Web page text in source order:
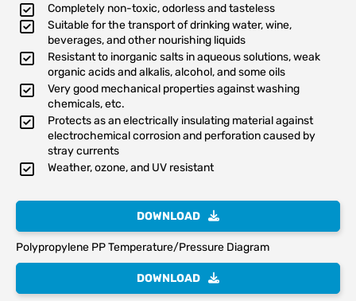
Completely non-toxic, odorless and tasteless
Suitable for the transport of drinking water, wine,
beverages, and other nourishing liquids
Resistant to inorganic salts in aqueous solutions, weak
organic acids and alkalis, alcohol, and some oils
Very good mechanical properties against washing
chemicals, etc.
Protects as an electrically insulating material against
electrochemical corrosion and perforation caused by
stray currents
Weather, ozone, and UV resistant
DOWNLOAD
Polypropylene PP Temperature/Pressure Diagram
DOWNLOAD